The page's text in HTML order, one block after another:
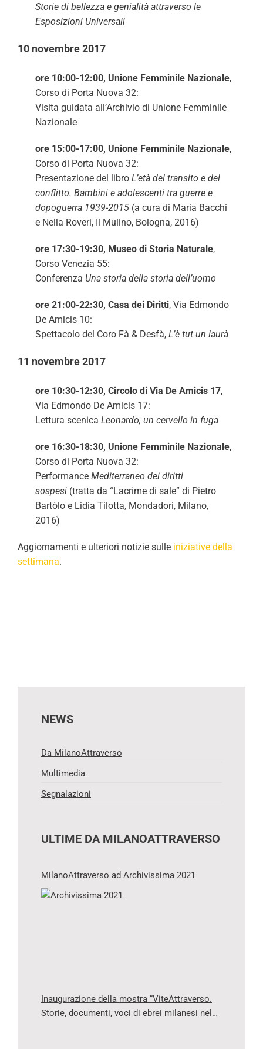
Storie di bellezza e genialità attraverso le
Esposizioni Universali
10 novembre 2017
ore 10:00-12:00, Unione Femminile Nazionale,
Corso di Porta Nuova 32:
Visita guidata all’Archivio di Unione Femminile
Nazionale
ore 15:00-17:00, Unione Femminile Nazionale,
Corso di Porta Nuova 32:
Presentazione del libro L’età del transito e del
conflitto. Bambini e adolescenti tra guerre e
dopoguerra 1939-2015 (a cura di Maria Bacchi
e Nella Roveri, Il Mulino, Bologna, 2016)
ore 17:30-19:30, Museo di Storia Naturale,
Corso Venezia 55:
Conferenza Una storia della storia dell’uomo
ore 21:00-22:30, Casa dei Diritti, Via Edmondo
De Amicis 10:
Spettacolo del Coro Fà & Desfà, L’è tut un laurà
11 novembre 2017
ore 10:30-12:30, Circolo di Via De Amicis 17,
Via Edmondo De Amicis 17:
Lettura scenica Leonardo, un cervello in fuga
ore 16:30-18:30, Unione Femminile Nazionale,
Corso di Porta Nuova 32:
Performance Mediterraneo dei diritti
sospesi (tratta da “Lacrime di sale” di Pietro
Bartòlo e Lidia Tilotta, Mondadori, Milano,
2016)
Aggiornamenti e ulteriori notizie sulle iniziative della
settimana.
NEWS
Da MilanoAttraverso
Multimedia
Segnalazioni
ULTIME DA MILANOATTRAVERSO
MilanoAttraverso ad Archivissima 2021
Inaugurazione della mostra “ViteAttraverso.
Storie, documenti, voci di ebrei milanesi nel